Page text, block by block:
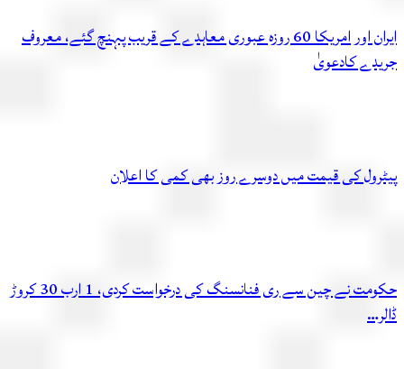
ایران اور امریکا 60 روزہ عبوری معاہدے کے قریب پہنچ گئے، معروف
کادعویٰ
کی قیمت میں دوسرے روز بھی کمی کا اعلان
حکومت نے چین سے ری فنانسنگ کی درخواست کردی، 1 ارب 30 کروڑ